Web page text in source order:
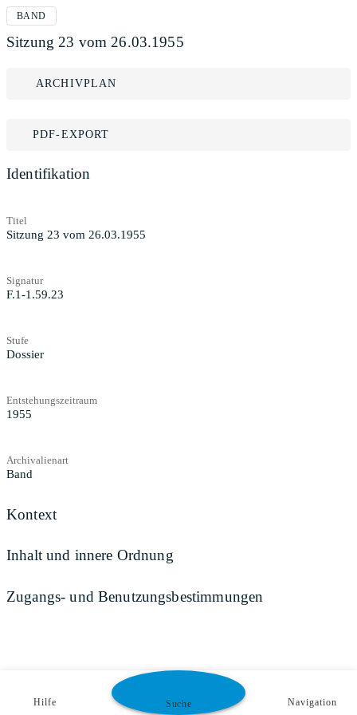
BAND
Sitzung 23 vom 26.03.1955
ARCHIVPLAN
PDF-EXPORT
Identifikation
Titel
Sitzung 23 vom 26.03.1955
Signatur
F.1-1.59.23
Stufe
Dossier
Entstehungszeitraum
1955
Archivalienart
Band
Kontext
Inhalt und innere Ordnung
Zugangs- und Benutzungsbestimmungen
Hilfe Suche Navigation